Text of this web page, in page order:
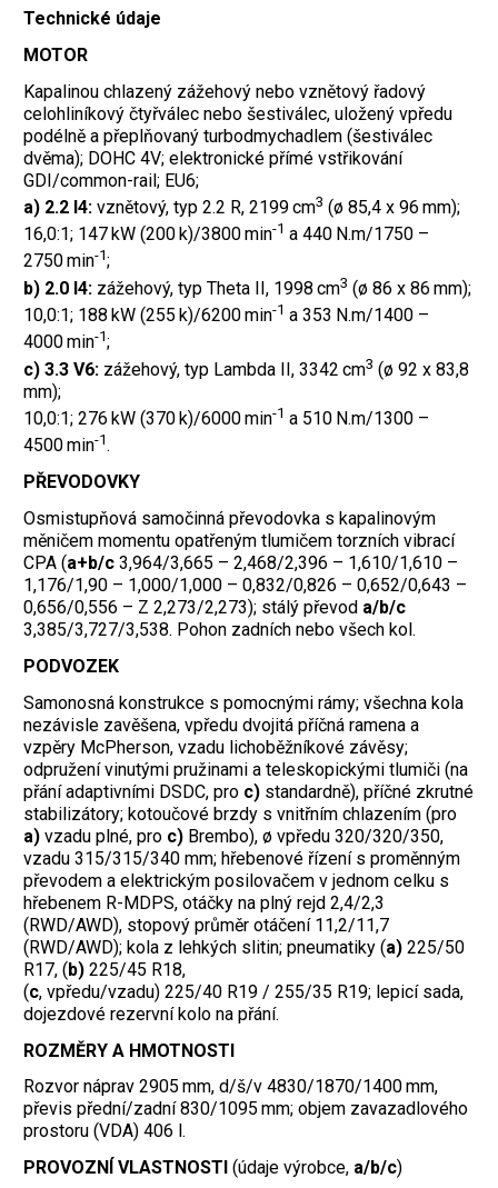
Technické údaje
MOTOR
Kapalinou chlazený zážehový nebo vznětový řadový
celohliníkový čtyřválec nebo šestiválec, uložený vpředu
podélně a přeplňovaný turbodmychadlem (šestiválec
dvěma); DOHC 4V; elektronické přímé vstřikování
GDI/common-rail; EU6;
a) 2.2 I4: vznětový, typ 2.2 R, 2199 cm3 (ø 85,4 x 96 mm);
16,0:1; 147 kW (200 k)/3800 min-1 a 440 N.m/1750 –
2750 min-1;
b) 2.0 I4: zážehový, typ Theta II, 1998 cm3 (ø 86 x 86 mm);
10,0:1; 188 kW (255 k)/6200 min-1 a 353 N.m/1400 –
4000 min-1;
c) 3.3 V6: zážehový, typ Lambda II, 3342 cm3 (ø 92 x 83,8
mm);
10,0:1; 276 kW (370 k)/6000 min-1 a 510 N.m/1300 –
4500 min-1.
PŘEVODOVKY
Osmistupňová samočinná převodovka s kapalinovým
měničem momentu opatřeným tlumičem torzních vibrací
CPA (a+b/c 3,964/3,665 – 2,468/2,396 – 1,610/1,610 –
1,176/1,90 – 1,000/1,000 – 0,832/0,826 – 0,652/0,643 –
0,656/0,556 – Z 2,273/2,273); stálý převod a/b/c
3,385/3,727/3,538. Pohon zadních nebo všech kol.
PODVOZEK
Samonosná konstrukce s pomocnými rámy; všechna kola
nezávisle zavěšena, vpředu dvojitá příčná ramena a
vzpěry McPherson, vzadu lichoběžníkové závěsy;
odpružení vinutými pružinami a teleskopickými tlumiči (na
přání adaptivními DSDC, pro c) standardně), příčné zkrutné
stabilizátory; kotoučové brzdy s vnitřním chlazením (pro
a) vzadu plné, pro c) Brembo), ø vpředu 320/320/350,
vzadu 315/315/340 mm; hřebenové řízení s proměnným
převodem a elektrickým posilovačem v jednom celku s
hřebenem R-MDPS, otáčky na plný rejd 2,4/2,3
(RWD/AWD), stopový průměr otáčení 11,2/11,7
(RWD/AWD); kola z lehkých slitin; pneumatiky (a) 225/50
R17, (b) 225/45 R18,
(c, vpředu/vzadu) 225/40 R19 / 255/35 R19; lepicí sada,
dojezdové rezervní kolo na přání.
ROZMĚRY A HMOTNOSTI
Rozvor náprav 2905 mm, d/š/v 4830/1870/1400 mm,
převis přední/zadní 830/1095 mm; objem zavazadlového
prostoru (VDA) 406 l.
PROVOZNÍ VLASTNOSTI (údaje výrobce, a/b/c)